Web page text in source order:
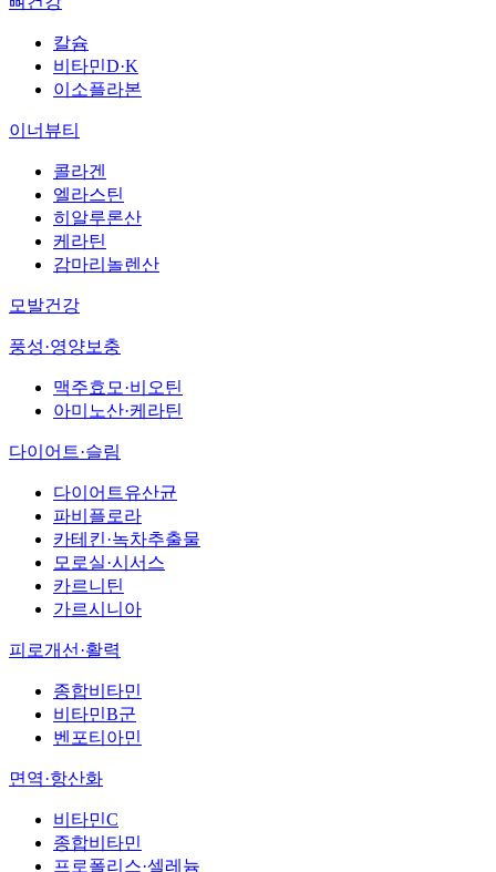
칼슘
비타민D·K
이소플라본
이너뷰티
콜라겐
엘라스틴
히알루론산
케라틴
감마리놀렌산
모발건강
풍성·영양보충
맥주효모·비오틴
아미노산·케라틴
다이어트·슬림
다이어트유산균
파비플로라
카테킨·녹차추출물
모로실·시서스
카르니틴
가르시니아
피로개선·활력
종합비타민
비타민B군
벤포티아민
면역·항산화
비타민C
종합비타민
프로폴리스·셀레늄